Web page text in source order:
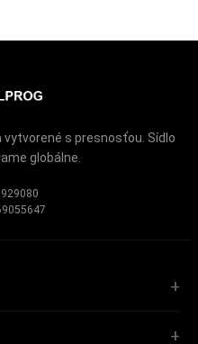
s presnosťou. Sídlo
globálne.